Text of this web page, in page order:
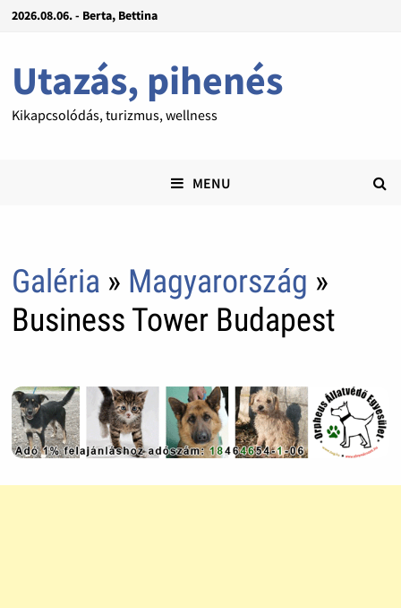
2026.08.06. - Berta, Bettina
Utazás, pihenés
Kikapcsolódás, turizmus, wellness
MENU
Galéria » Magyarország »
Business Tower Budapest